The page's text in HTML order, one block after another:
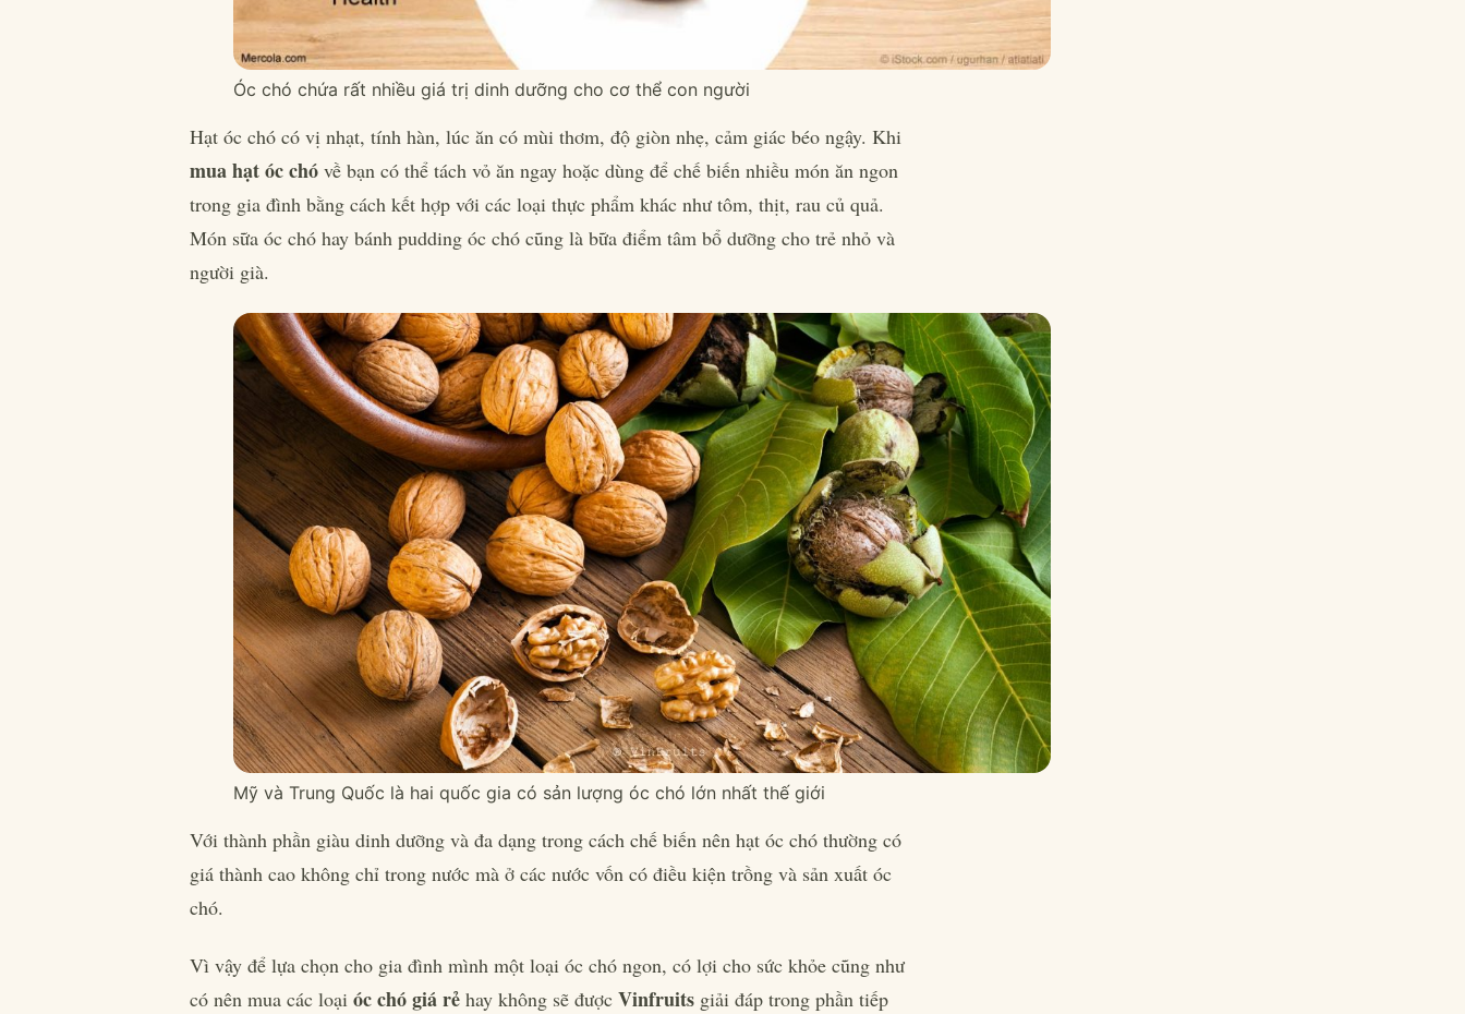
Óc chó chứa rất nhiều giá trị dinh dưỡng cho cơ thể con người
Hạt óc chó có vị nhạt, tính hàn, lúc ăn có mùi thơm, độ giòn nhẹ, cảm giác béo ngậy. Khi
mua hạt óc chó về bạn có thể tách vỏ ăn ngay hoặc dùng để chế biến nhiều món ăn ngon
trong gia đình bằng cách kết hợp với các loại thực phẩm khác như tôm, thịt, rau củ quả.
Món sữa óc chó hay bánh pudding óc chó cũng là bữa điểm tâm bổ dưỡng cho trẻ nhỏ và
người già.
Mỹ và Trung Quốc là hai quốc gia có sản lượng óc chó lớn nhất thế giới
Với thành phần giàu dinh dưỡng và đa dạng trong cách chế biến nên hạt óc chó thường có
giá thành cao không chỉ trong nước mà ở các nước vốn có điều kiện trồng và sản xuất óc
chó.
Vì vậy để lựa chọn cho gia đình mình một loại óc chó ngon, có lợi cho sức khỏe cũng như
có nên mua các loại óc chó giá rẻ hay không sẽ được Vinfruits giải đáp trong phần tiếp